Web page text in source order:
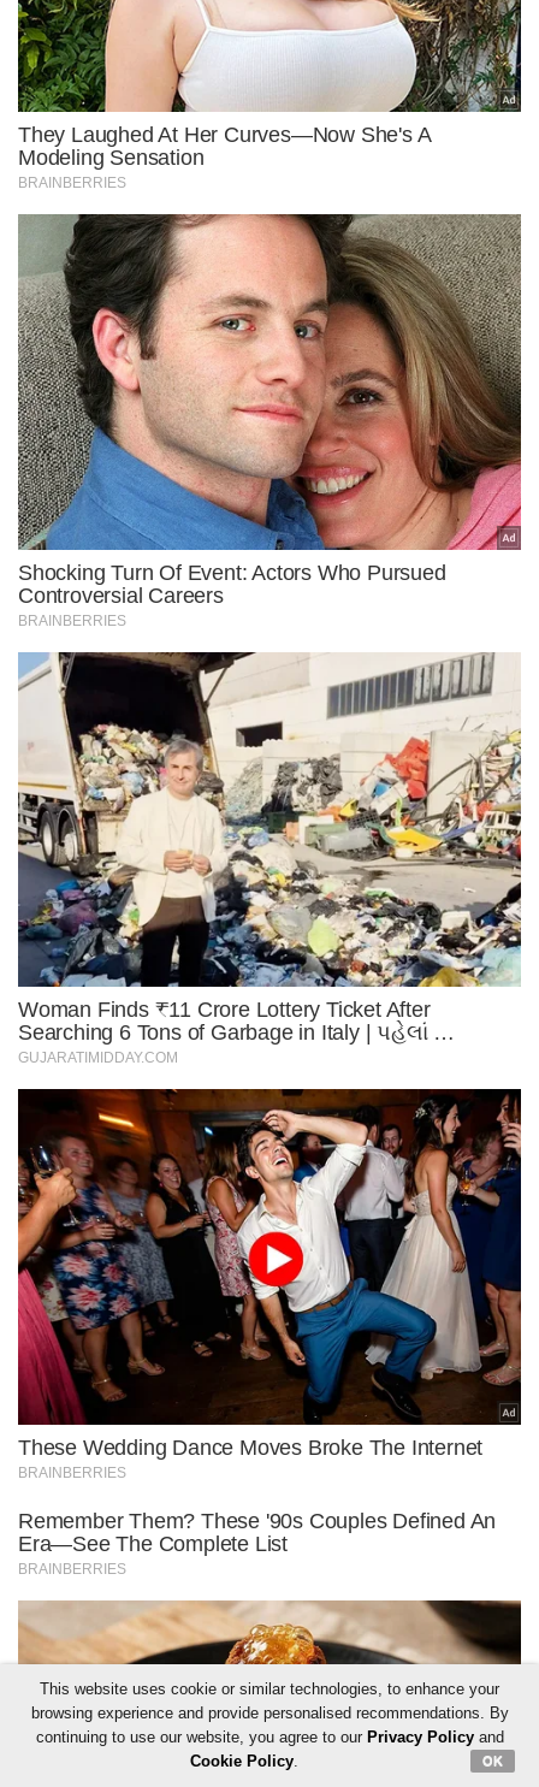
This website uses cookie or similar technologies, to enhance your
browsing experience and provide personalised recommendations. By
continuing to use our website, you agree to our Privacy Policyand
Cookie Policy. OK